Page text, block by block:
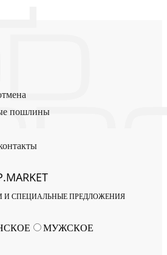
пошлины
И СПЕЦИАЛЬНЫЕ ПРЕДЛОЖЕНИЯ
МУЖСКОЕ